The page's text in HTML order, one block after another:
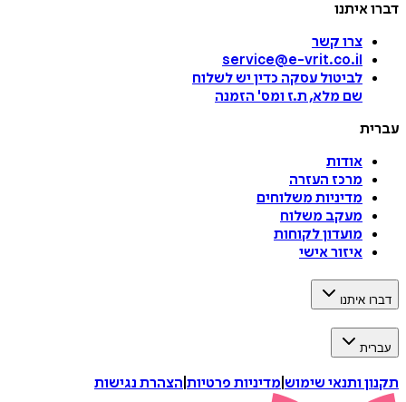
דברו איתנו
צרו קשר
service@e-vrit.co.il
לביטול עסקה כדין יש לשלוח
שם מלא, ת.ז ומס' הזמנה
עברית
אודות
מרכז העזרה
מדיניות משלוחים
מעקב משלוח
מועדון לקוחות
איזור אישי
דברו איתנו
עברית
תקנון ותנאי שימוש מדיניות פרטיות הצהרת נגישות